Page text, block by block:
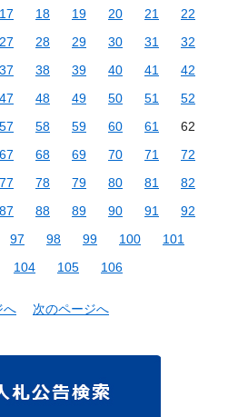
17 18 19 20 21
22
27 28 29 30 31
32
37 38 39 40 41
42
47 48 49 50 51
52
57 58 59 60 61
62
67 68 69 70 71
72
77 78 79 80 81
82
87 88 89 90 91
92
97 98 99 100
101
104 105 106
へ 次のページへ